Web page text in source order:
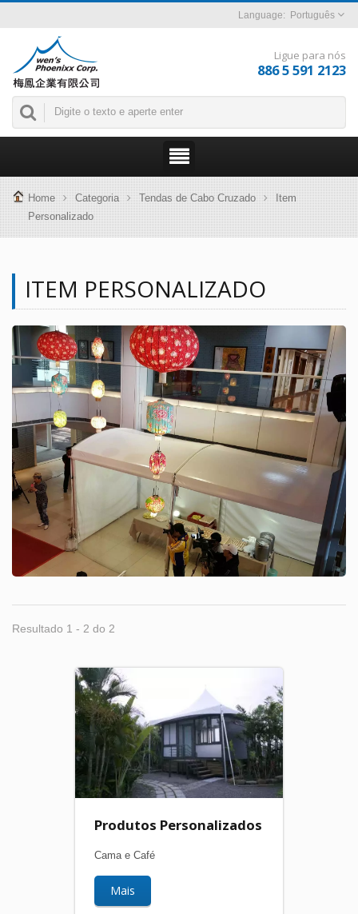
Português
Ligue para nós
886 5 591 2123
Home Categoria Tendas de Cabo Cruzado
Item
Personalizado
ITEM PERSONALIZADO
Resultado 1 - 2 do 2
Produtos Personalizados
Cama e Café
Mais